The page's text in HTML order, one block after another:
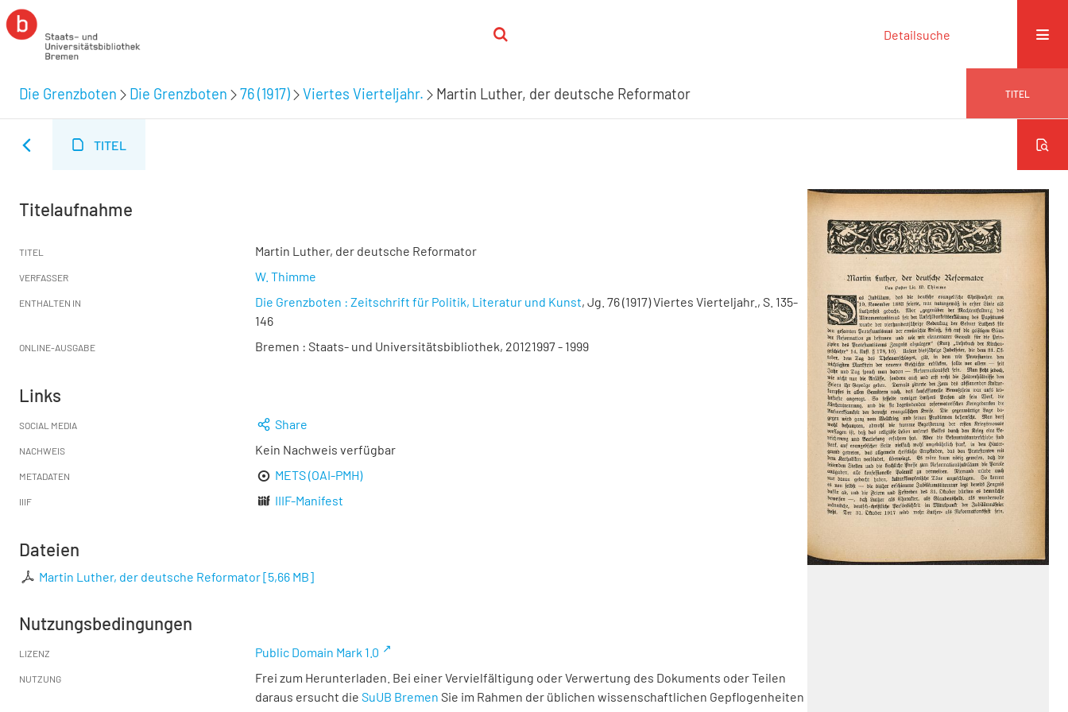
Detailsuche
Die Grenzboten Die Grenzboten 76 (1917) Viertes Vierteljahr. Martin Luther, der deutsche Reformator TITEL
TITEL
Titelaufnahme
TITEL Martin Luther, der deutsche Reformator
VERFASSER W. Thimme
ENTHALTEN IN Die Grenzboten : Zeitschrift für Politik, Literatur und Kunst, Jg. 76 (1917) Viertes Vierteljahr., S. 135-
146
ONLINE-AUSGABE Bremen : Staats- und Universitätsbibliothek, 20121997 - 1999
Links
SOCIAL MEDIA Share
NACHWEIS Kein Nachweis verfügbar
METADATEN METS (OAI-PMH)
IIIF IIIF-Manifest
Dateien
Martin Luther, der deutsche Reformator[5,66 MB]
Nutzungsbedingungen
LIZENZ Public Domain Mark 1.0
NUTZUNG
Frei zum Herunterladen. Bei einer Vervielfältigung oder Verwertung des Dokuments oder Teilen
daraus ersucht die SuUB Bremen Sie im Rahmen der üblichen wissenschaftlichen Gepflogenheiten